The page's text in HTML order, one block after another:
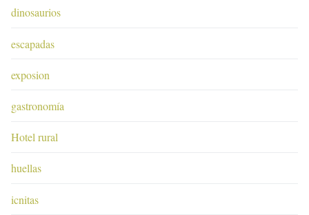
dinosaurios
escapadas
exposion
gastronomía
Hotel rural
huellas
icnitas